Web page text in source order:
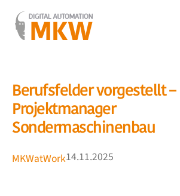
Inhalt
springen
Berufsfelder vorgestellt –
Projektmanager
Sondermaschinenbau
MKWatWork14.11.2025